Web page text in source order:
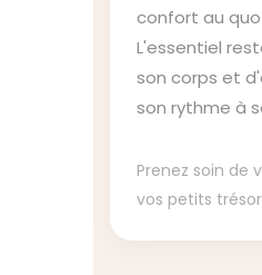
confort au
L'essentiel
son corps et
son rythme à
Prenez soin de
vos petits